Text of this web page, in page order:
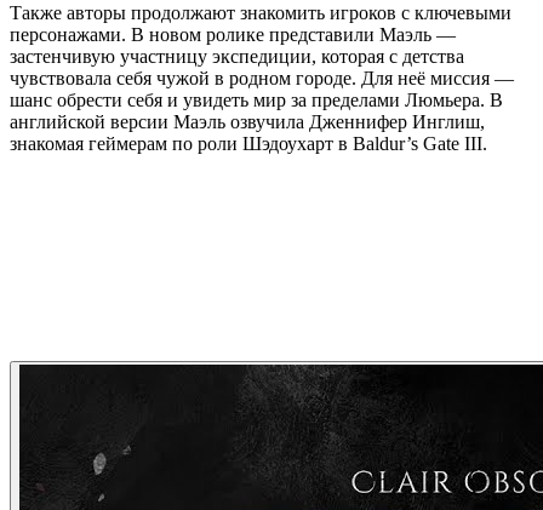
Также авторы продолжают знакомить игроков с ключевыми
персонажами. В новом ролике представили Маэль —
застенчивую участницу экспедиции, которая с детства
чувствовала себя чужой в родном городе. Для неё миссия —
шанс обрести себя и увидеть мир за пределами Люмьера. В
английской версии Маэль озвучила Дженнифер Инглиш,
знакомая геймерам по роли Шэдоухарт в Baldur’s Gate III.